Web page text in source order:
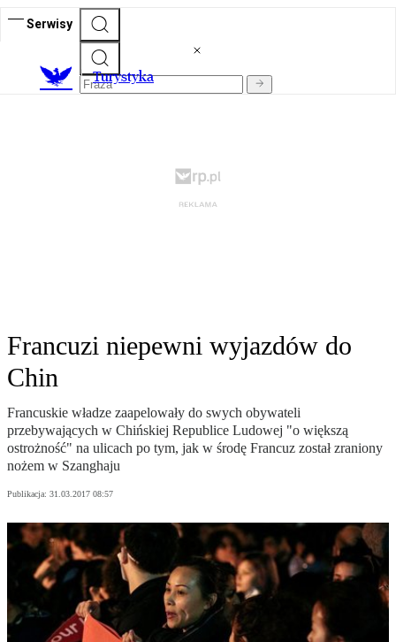
Serwisy
Turystyka
Francuzi niepewni wyjazdów do
Chin
Francuskie władze zaapelowały do swych obywateli
przebywających w Chińskiej Republice Ludowej "o większą
ostrożność" na ulicach po tym, jak w środę Francuz został zraniony
nożem w Szanghaju
Publikacja: 31.03.2017 08:57